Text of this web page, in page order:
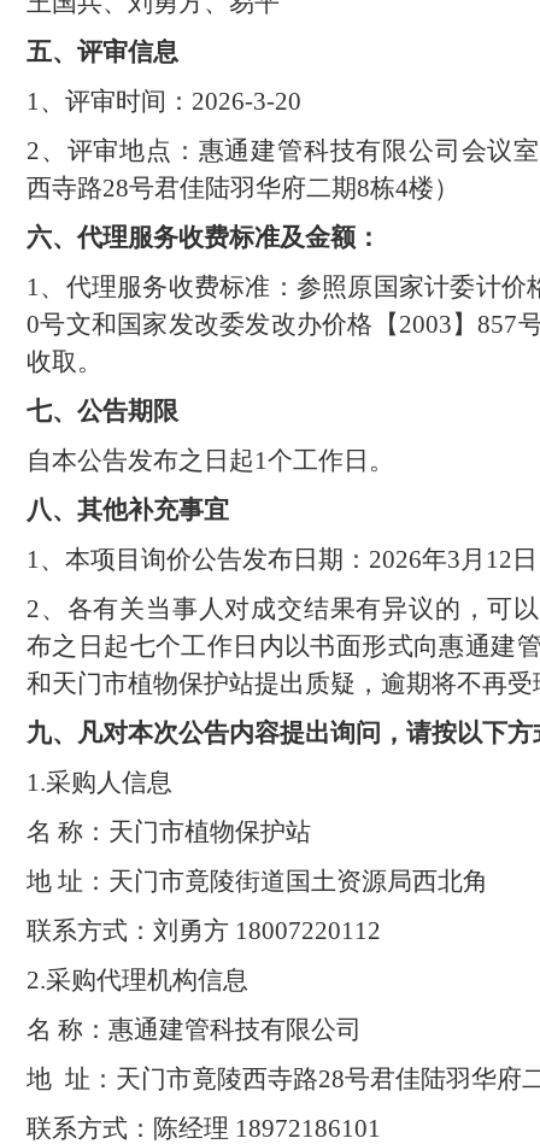
五、评审信息
1、评审时间： 2026-3-20
2、评审地点： 惠通建管科技有限公司会议
西寺路28号君佳陆羽华府二期8栋4楼）
六、代理服务收费标准及金额：
1、代理服务收费标准：参照原国家计委计价
0号文和国家发改委发改办价格【2003】857
收取。
七、公告期限
自本公告发布之日起1个工作日。
八、其他补充事宜
1、本项目询价公告发布日期： 2026年3月 12 日
2、各有关当事人对成交结果有异议的，可
布之日起七个工作日内以书面形式向惠通建
和天门市植物保护站提出质疑，逾期将不再受
九、凡对本次公告内容提出询问，请按以下方
1.采购人信息
名 称： 天门市植物保护站
地 址： 天门市竟陵街道国土资源局西北角
联系方式： 刘勇方 18007220112
2.采购代理机构信息
名 称： 惠通建管科技有限公司
地 址：天门市竟陵西寺路28号君佳陆羽华府
联系方式： 陈经理 18972186101